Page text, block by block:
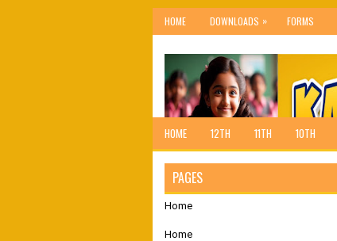
HOME DOWNLOADS » FORMS
HOME 12TH 11TH 10TH
PAGES
Home
Home